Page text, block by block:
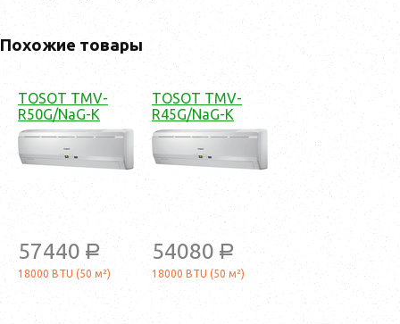
Похожие товары
TOSOT TMV-
R50G/NaG-K
57440 a
18000 BTU (50 м²)
TOSOT TMV-
R45G/NaG-K
54080 a
18000 BTU (50 м²)